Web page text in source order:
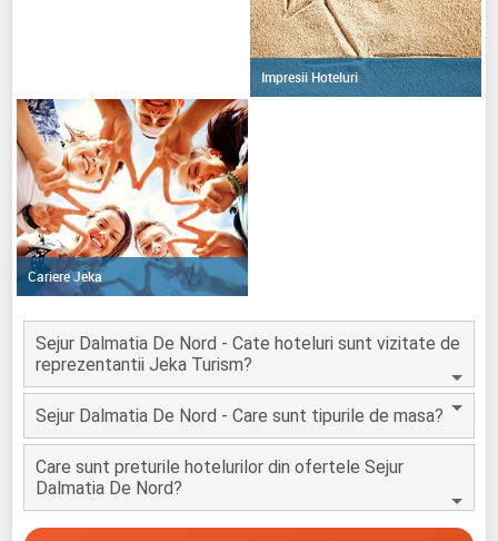
Impresii Hoteluri
Cariere Jeka
Sejur Dalmatia De Nord - Cate hoteluri sunt vizitate de
reprezentantii Jeka Turism?
Sejur Dalmatia De Nord - Care sunt tipurile de masa?
Care sunt preturile hotelurilor din ofertele Sejur
Dalmatia De Nord?